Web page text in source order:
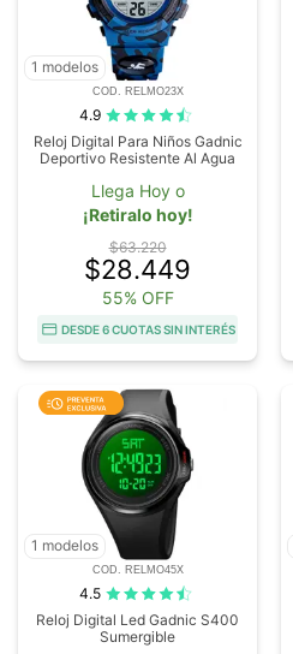
1 modelos
COD. RELMO23X
4.9
Reloj Digital Para Niños Gadnic
Deportivo Resistente Al Agua
Llega Hoy o
¡Retiralo hoy!
$63.220
$28.449
55% OFF
DESDE 6 CUOTAS SIN INTERÉS
1 modelos
COD. RELMO45X
4.5
Reloj Digital Led Gadnic S400
Sumergible